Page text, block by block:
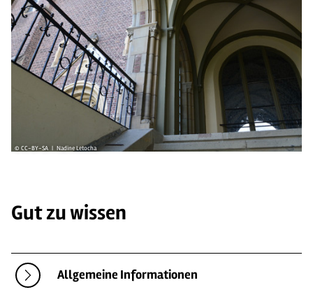
© CC-BY-SA | Nadine Letocha
Gut zu wissen
Allgemeine Informationen